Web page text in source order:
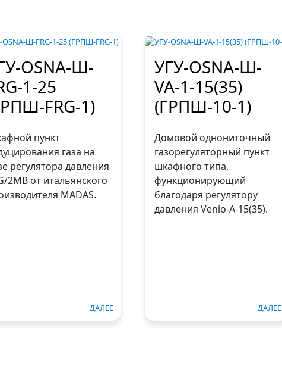
OSNA-Ш-
1-25
FRG-1)
пункт
газа на
регулятора давления
2MB от итальянского
MADAS.
ДАЛЕЕ
УГУ-OSNA-Ш-
VA-1-15(35)
(ГРПШ-10-1)
Домовой однониточный
газорегуляторный пункт
шкафного типа,
функционирующий
благодаря регулятору
давления Venio-A-15(35).
ДАЛЕЕ